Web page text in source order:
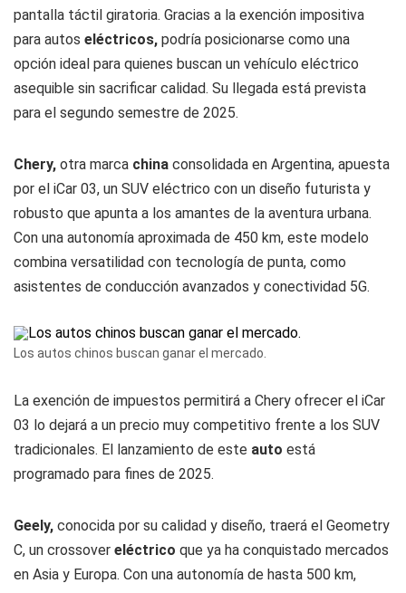
pantalla táctil giratoria. Gracias a la exención impositiva
para autos eléctricos, podría posicionarse como una
opción ideal para quienes buscan un vehículo eléctrico
asequible sin sacrificar calidad. Su llegada está prevista
para el segundo semestre de 2025.
Chery, otra marca china consolidada en Argentina, apuesta
por el iCar 03, un SUV eléctrico con un diseño futurista y
robusto que apunta a los amantes de la aventura urbana.
Con una autonomía aproximada de 450 km, este modelo
combina versatilidad con tecnología de punta, como
asistentes de conducción avanzados y conectividad 5G.
Los autos chinos buscan ganar el mercado.
La exención de impuestos permitirá a Chery ofrecer el iCar
03 lo dejará a un precio muy competitivo frente a los SUV
tradicionales. El lanzamiento de este auto está
programado para fines de 2025.
Geely, conocida por su calidad y diseño, traerá el Geometry
C, un crossover eléctrico que ya ha conquistado mercados
en Asia y Europa. Con una autonomía de hasta 500 km,